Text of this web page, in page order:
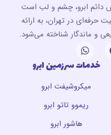
خدمات سرزمین ابرو
میکروشیفت ابرو
ریموو تاتو ابرو
هاشور ابرو
دائم ابرو، چشم و لب است
فعالیت حرفه‌ای در تهران، به ارائه
و ماندگار شناخته می‌شود.